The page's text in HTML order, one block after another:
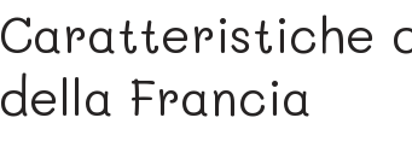
Caratteristiche
della Francia